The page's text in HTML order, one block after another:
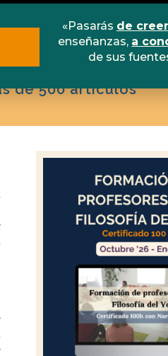
Libros
de 500 artículos
«Pasarás de creer
enseñanzas, a
de sus